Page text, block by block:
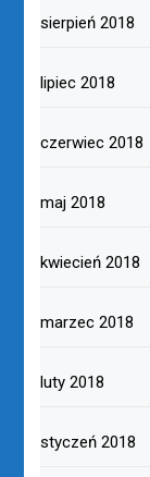
sierpień 2018
lipiec 2018
czerwiec 2018
maj 2018
kwiecień 2018
marzec 2018
luty 2018
styczeń 2018